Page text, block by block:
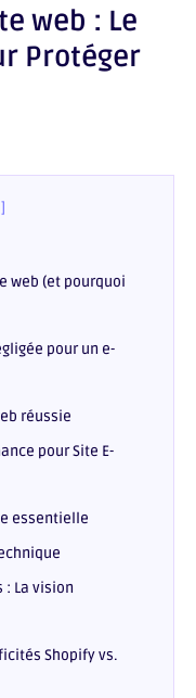
web : Le
Protéger
web (et pourquoi
pour un e-
réussie
pour Site E-
essentielle
La vision
Shopify vs.